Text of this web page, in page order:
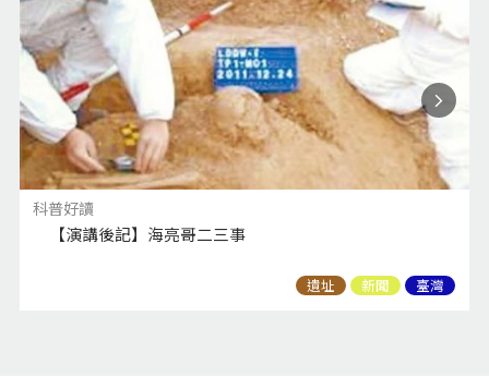
科普好讀
【演講後記】海亮哥二三事
遺址 新聞 臺灣